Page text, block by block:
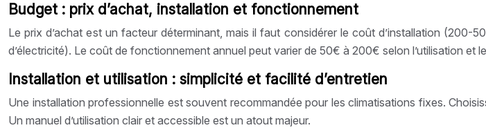
Budget : prix d’achat, installation et fonctionnement
Le prix d’achat est un facteur déterminant, mais il faut considérer le coût d’installation
d’électricité). Le coût de fonctionnement annuel peut varier de 50€ à 200€ selon l’utilisation et
Installation et utilisation : simplicité et facilité d’entretien
Une installation professionnelle est souvent recommandée pour les climatisations fixes.
Un manuel d’utilisation clair et accessible est un atout majeur.